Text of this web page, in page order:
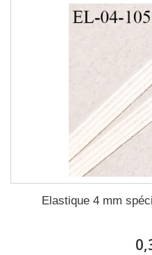
Elastique 4 mm